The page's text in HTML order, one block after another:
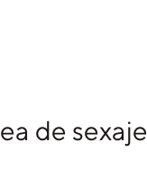
de sexaje